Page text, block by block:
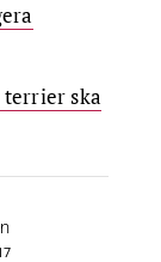
terrier ska